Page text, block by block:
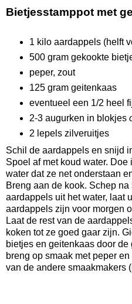
Bietjesstamppot met
1 kilo aardappels (helft
500 gram gekookte
peper, zout
125 gram geitenkaas
eventueel een 1/2 heel
2-3 augurken in blokjes
2 lepels zilveruitjes
Schil de aardappels en snijd
Spoel af met koud water.
water dat ze net onderstaan
Breng aan de kook. Schep
aardappels uit het water, laat
aardappels zijn voor morgen
Laat de rest van de
koken tot ze goed gaar zijn.
bietjes en geitenkaas door
breng op smaak met peper
van de andere smaakmakers